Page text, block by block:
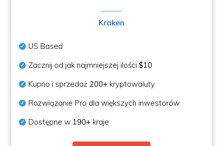
Kraken
US Based
Zacznij od jak najmniejszej ilości$10
Kupno i sprzedaż200+ kryptowaluty
Rozwiązanie Pro dla większych inwestorów
Dostępne w 190+ kraje